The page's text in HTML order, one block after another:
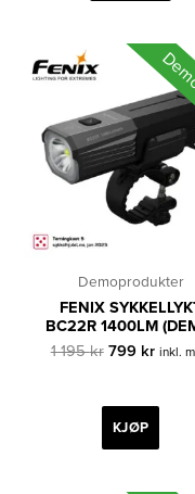
Demoprodukter
FENIX
BC22R 1400LM
1 195kr Opprinnelig
1
195 kr.
799 kr
799 kr.
inkl.
KJØP